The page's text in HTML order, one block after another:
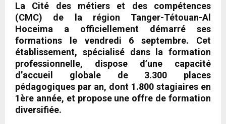
La Cité des métiers et des compétences
(CMC) de la région Tanger-Tétouan-Al
Hoceima a officiellement démarré ses
formations le vendredi 6 septembre. Cet
établissement, spécialisé dans la formation
professionnelle, dispose d’une capacité
d’accueil globale de 3.300 places
pédagogiques par an, dont 1.800 stagiaires en
1ère année, et propose une offre de formation
diversifiée.